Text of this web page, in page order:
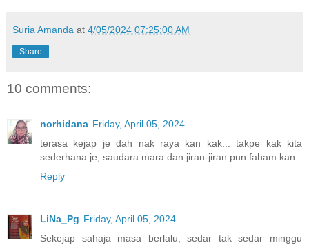
Suria Amanda at 4/05/2024 07:25:00 AM
Share
10 comments:
norhidana Friday, April 05, 2024
terasa kejap je dah nak raya kan kak... takpe kak kita
sederhana je, saudara mara dan jiran-jiran pun faham kan
Reply
LiNa_Pg Friday, April 05, 2024
Sekejap sahaja masa berlalu, sedar tak sedar minggu